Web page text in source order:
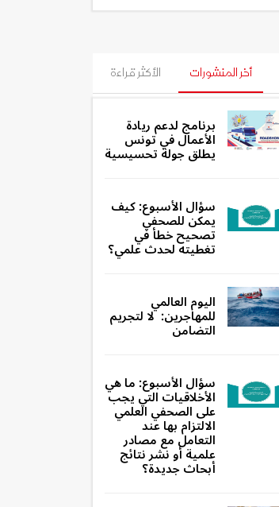
أخر المنشورات الأكثر قراءة
برنامج لدعم ريادة
الأعمال في تونس
يطلق جولة تحسيسية
سؤال الأسبوع: كيف
يمكن للصحفي
تصحيح خطأ في
تغطيته لحدث علمي؟
اليوم العالمي
للمهاجرين: لا لتجريم
التضامن
سؤال الأسبوع: ما هي
الأخلاقيات التي يجب
على الصحفي العلمي
الالتزام بها عند
التعامل مع مصادر
علمية أو نشر نتائج
أبحاث جديدة؟